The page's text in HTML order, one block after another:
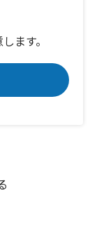
ます。